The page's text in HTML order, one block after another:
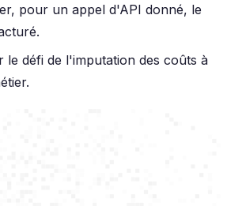
pour un appel d'API donné, le
le défi de l'imputation des coûts à